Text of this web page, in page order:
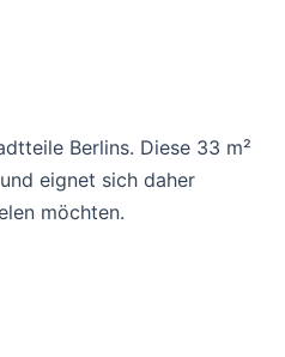
Berlins. Diese 33 m²
eignet sich daher
möchten.